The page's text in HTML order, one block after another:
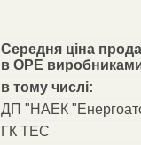
Середня ціна
в ОРЕ
в тому числі:
ДП "НАЕК
ГК ТЕС